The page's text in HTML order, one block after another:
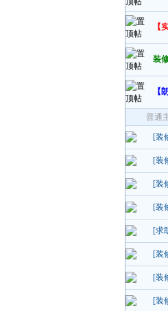
【
装
【
普通
[装
[装
[装
[装
[求
[装
[装
[装